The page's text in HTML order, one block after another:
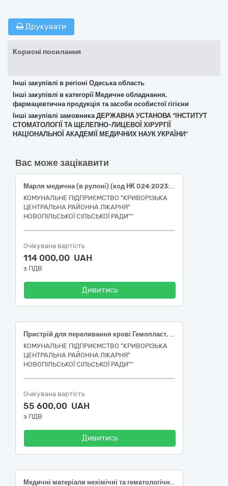
Друкувати
Корисні посилання
Інші закупівлі в регіоні Одеська область
Інші закупівлі в категорії Медичне обладнання,
фармацевтична продукція та засоби особистої гігієни
Інші закупівлі замовника ДЕРЖАВНА УСТАНОВА "ІНСТИТУТ
СТОМАТОЛОГІЇ ТА ЩЕЛЕПНО-ЛИЦЕВОЇ ХІРУРГІЇ
НАЦІОНАЛЬНОЇ АКАДЕМІЇ МЕДИЧНИХ НАУК УКРАЇНИ"
Вас може зацікавити
Марля медична (в рулоні) (код НК 024:2023: 48126 Рулон марлевий нестерильний) за кодом ДК 021:2015: 33140000-3 Медичні матеріали
КОМУНАЛЬНЕ ПІДПРИЄМСТВО "КРИВОРІЗЬКА
ЦЕНТРАЛЬНА РАЙОННА ЛІКАРНЯ"
НОВОПІЛЬСЬКОЇ СІЛЬСЬКОЇ РАДИ""
Очікувана вартість
114 000,00 UAH
з ПДВ
Дивитись
Пристрій для переливання крові Гемопласт, стерильний, ПК 21-02 (код НК 024:2024: 43324 - Система для переливання рідин загального призначення), Голки для спінальної анестезії (код Код НК 024:2023: 35212 — Голка спінальна одноразового використання) за кодом ДК 021:2015: 33140000-3 Медичні матеріали
КОМУНАЛЬНЕ ПІДПРИЄМСТВО "КРИВОРІЗЬКА
ЦЕНТРАЛЬНА РАЙОННА ЛІКАРНЯ"
НОВОПІЛЬСЬКОЇ СІЛЬСЬКОЇ РАДИ""
Очікувана вартість
55 600,00 UAH
з ПДВ
Дивитись
Медичні матеріали нехімічні та гематологічні одноразового застосування